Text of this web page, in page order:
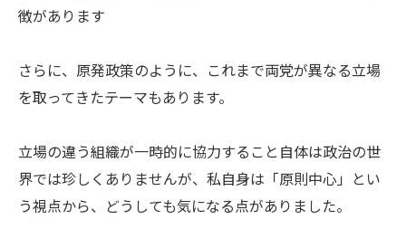
徴があります
さらに、原発政策のように、これまで両党が異なる立場
を取ってきたテーマもあります。
立場の違う組織が一時的に協力すること自体は政治の世
界では珍しくありませんが、私自身は「原則中心」とい
う視点から、どうしても気になる点がありました。